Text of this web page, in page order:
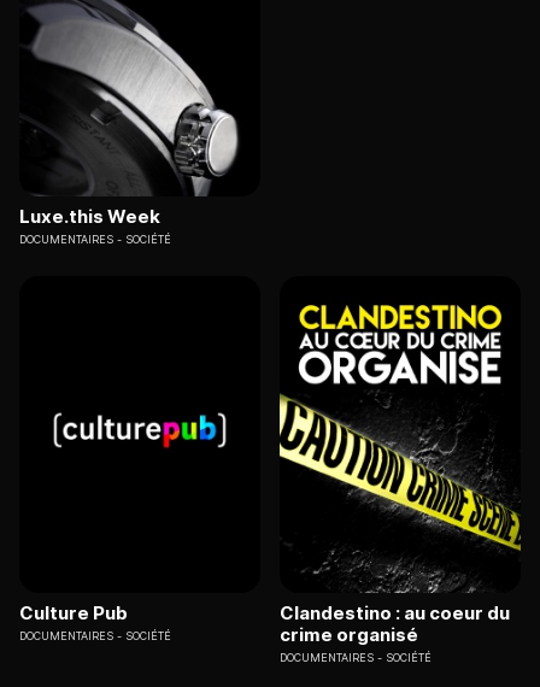
Luxe.this Week
DOCUMENTAIRES SOCIÉTÉ
Culture Pub
DOCUMENTAIRES SOCIÉTÉ
Clandestino : au coeur du
crime organisé
DOCUMENTAIRES SOCIÉTÉ